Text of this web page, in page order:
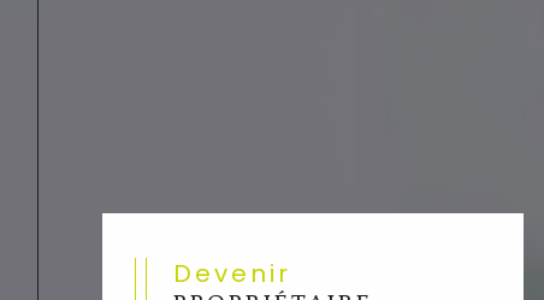
Devenir